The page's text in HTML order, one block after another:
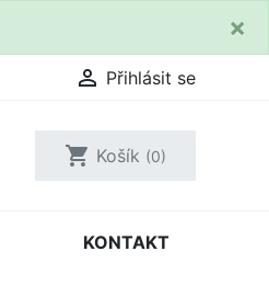
×
 Přihlásit se
shopping_cart Košík (0)
KONTAKT